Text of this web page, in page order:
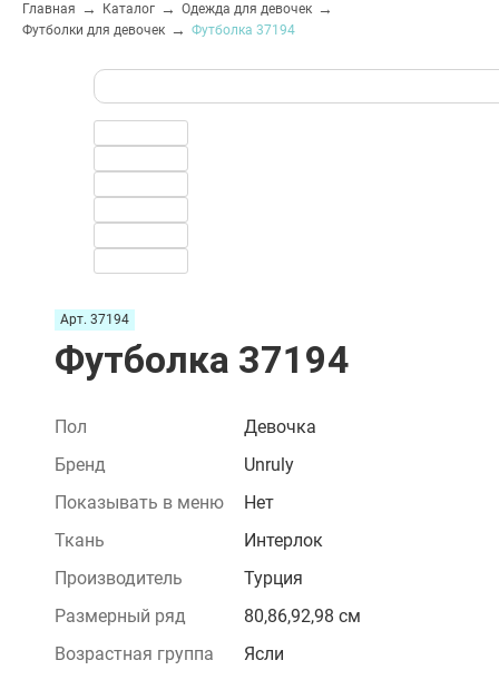
Главная Каталог
Одежда для девочек
Футболки для девочек
Футболка 37194
Арт. 37194
Футболка 37194
Пол
Девочка
Бренд
Unruly
Показывать в меню
Нет
Ткань
Интерлок
Производитель
Турция
Размерный ряд
80,86,92,98 см
Возрастная группа
Ясли